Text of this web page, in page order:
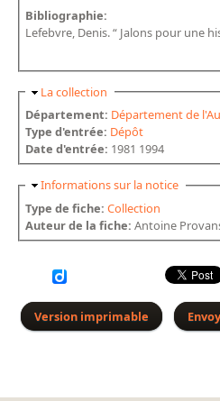
Bibliographie:
Lefebvre, Denis. “ Jalons pour une
Masquer
La collection
Département: Département de
Type d'entrée: Dépôt
Date d'entrée: 1981 1994
Masquer
Informations sur la notice
Type de fiche:Collection
Auteur de la fiche:Antoine
Version imprimable